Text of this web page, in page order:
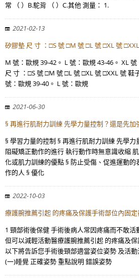
常 （ ）B.駝背 （ ）C.其他 測量： 1.
2021-02-13
矽膠墊 尺 寸 ：□S 號 □M 號 □L 號 □XL 號
M 號：歐規 39-42。 L 號：歐規 43-46。 XL
尺 寸 ：□S 號 □M 號 □L 號 □XL 號 □XXL 號 鞋
號：歐規 39-40。 L 號：歐規
2021-06-30
§ 再進行肌耐力訓練 先學力量控制？還是先加
§ 學習力量的控制 § 再進行肌耐力訓練 先學力
阻礙矯正動作的進行 執行動作時無意識收縮
化或肌力訓練的優點 § 防止受傷、促進運動的
作的人 § 優化
2022-10-03
療護腕推薦引起 的疼痛及保護手術部位內固
1 頸部術後保健 手術後病人常因疼痛而不敢
但可以減輕活動醫療護腕推薦引起 的疼痛及
以下將告訴您手術後頸部適當姿位姿勢 及活
(一)睡覺 正確姿勢 重點說明 錯誤姿勢